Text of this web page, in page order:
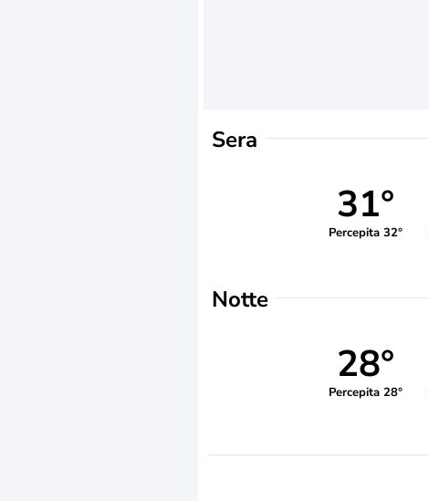
Sera
31°
Percepita 32°
Notte
28°
Percepita 28°